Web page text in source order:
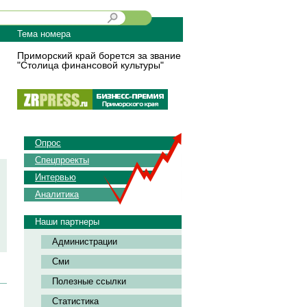
Тема номера
Приморский край борется за звание
"Столица финансовой культуры"
Опрос
Спецпроекты
Интервью
Аналитика
Наши партнеры
Администрации
Сми
Полезные ссылки
Статистика